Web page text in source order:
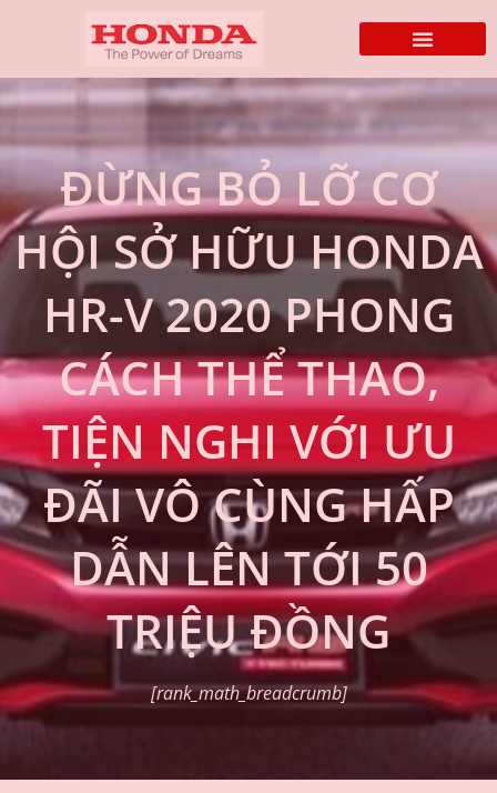
ĐỪNG BỎ LỠ CƠ
HỘI SỞ HỮU HONDA
HR-V 2020 PHONG
CÁCH THỂ THAO,
TIỆN NGHI VỚI ƯU
ĐÃI VÔ CÙNG HẤP
DẪN LÊN TỚI 50
TRIỆU ĐỒNG
[rank_math_breadcrumb]